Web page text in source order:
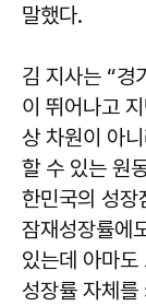
말했다.
김 지사는 “경
이 뛰어나고
상 차원이 아
할 수 있는 원
한민국의 성장
잠재성장률에
있는데 아마도
성장률 자체